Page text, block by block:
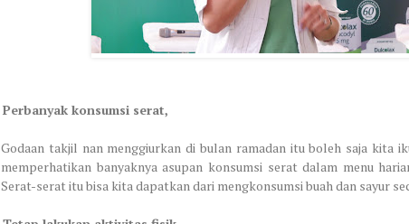
Perbanyak konsumsi serat,
Godaan takjil nan menggiurkan di bulan ramadan itu boleh saja kita
memperhatikan banyaknya asupan konsumsi serat dalam menu
Serat-serat itu bisa kita dapatkan dari mengkonsumsi buah dan sayur